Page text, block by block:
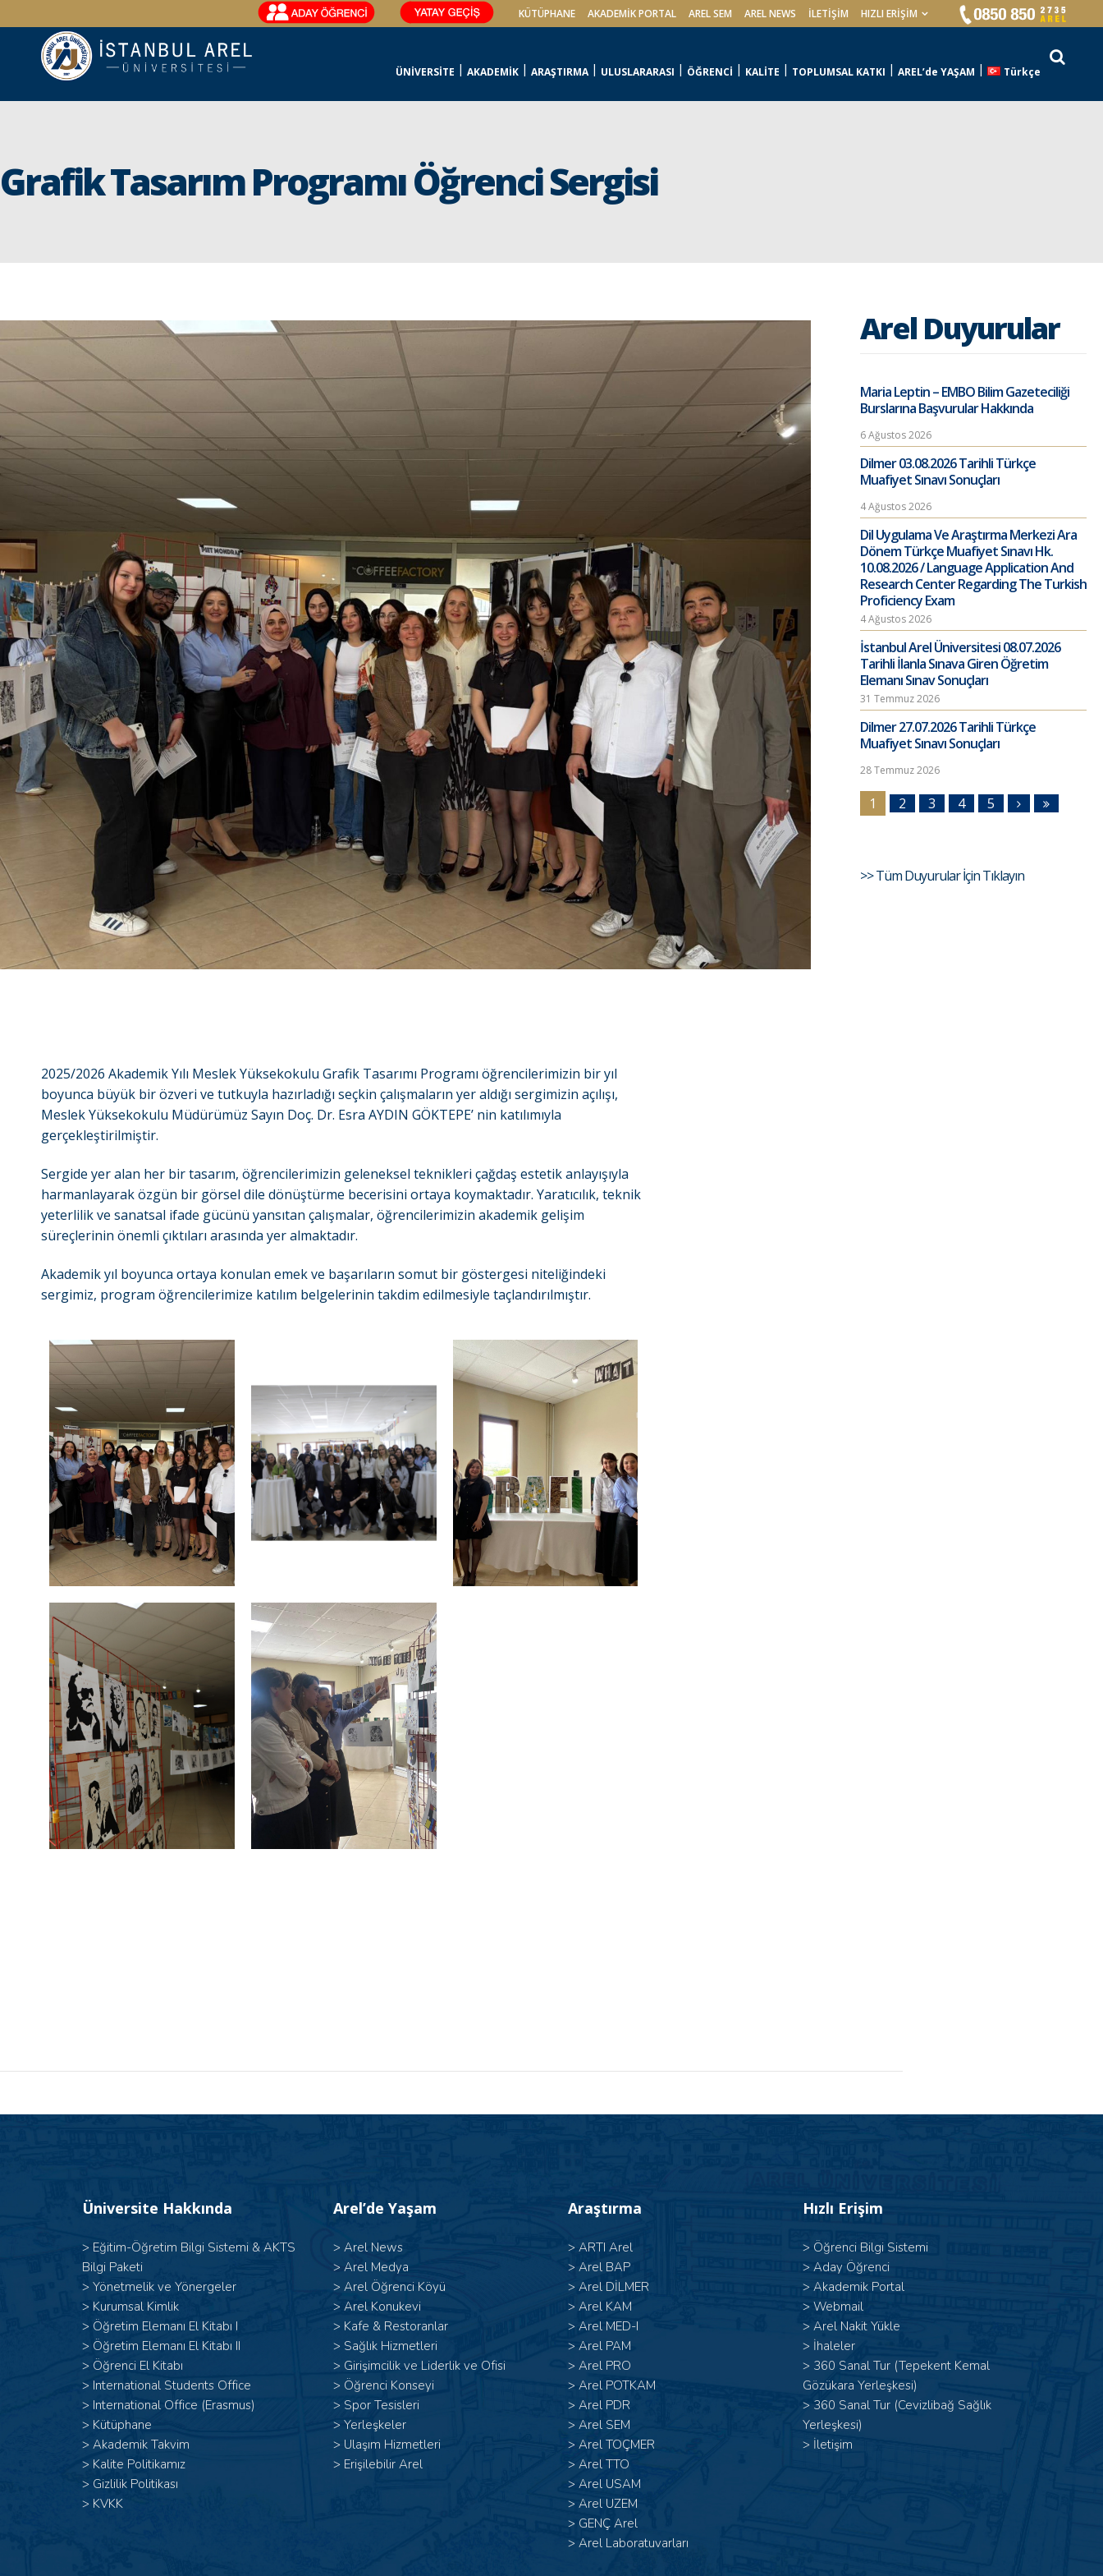
KÜTÜPHANE AKADEMİK PORTAL AREL SEM AREL NEWS İLETIŞIM HIZLI ERİŞİM
ÜNİVERSİTE AKADEMİK ARAŞTIRMA ULUSLARARASI ÖĞRENCİ KALİTE TOPLUMSAL KATKI AREL’de YAŞAM Türkçe
Grafik Tasarım Programı Öğrenci Sergisi
2025/2026 Akademik Yılı Meslek Yüksekokulu Grafik Tasarımı Programı öğrencilerimizin bir yıl
boyunca büyük bir özveri ve tutkuyla hazırladığı seçkin çalışmaların yer aldığı sergimizin açılışı,
Meslek Yüksekokulu Müdürümüz Sayın Doç. Dr. Esra AYDIN GÖKTEPE’ nin katılımıyla
gerçekleştirilmiştir.
Sergide yer alan her bir tasarım, öğrencilerimizin geleneksel teknikleri çağdaş estetik anlayışıyla
harmanlayarak özgün bir görsel dile dönüştürme becerisini ortaya koymaktadır. Yaratıcılık, teknik
yeterlilik ve sanatsal ifade gücünü yansıtan çalışmalar, öğrencilerimizin akademik gelişim
süreçlerinin önemli çıktıları arasında yer almaktadır.
Akademik yıl boyunca ortaya konulan emek ve başarıların somut bir göstergesi niteliğindeki
sergimiz, program öğrencilerimize katılım belgelerinin takdim edilmesiyle taçlandırılmıştır.
Arel Duyurular
Maria Leptin – EMBO Bilim Gazeteciliği
Burslarına Başvurular Hakkında
6 Ağustos 2026
Dilmer 03.08.2026 Tarihli Türkçe
Muafiyet Sınavı Sonuçları
4 Ağustos 2026
Dil Uygulama Ve Araştırma Merkezi Ara
Dönem Türkçe Muafiyet Sınavı Hk.
10.08.2026 / Language Application And
Research Center Regarding The Turkish
Proficiency Exam
4 Ağustos 2026
İstanbul Arel Üniversitesi 08.07.2026
Tarihli İlanla Sınava Giren Öğretim
Elemanı Sınav Sonuçları
31 Temmuz 2026
Dilmer 27.07.2026 Tarihli Türkçe
Muafiyet Sınavı Sonuçları
28 Temmuz 2026
1 2 3 4 5
>> Tüm Duyurular İçin Tıklayın
Üniversite Hakkında
> Eğitim-Öğretim Bilgi Sistemi & AKTS
Bilgi Paketi
> Yönetmelik ve Yönergeler
> Kurumsal Kimlik
> Öğretim Elemanı El Kitabı I
> Öğretim Elemanı El Kitabı II
> Öğrenci El Kitabı
> International Students Office
> International Office (Erasmus)
> Kütüphane
> Akademik Takvim
> Kalite Politikamız
> Gizlilik Politikası
> KVKK
Arel’de Yaşam
> Arel News
> Arel Medya
> Arel Öğrenci Köyü
> Arel Konukevi
> Kafe & Restoranlar
> Sağlık Hizmetleri
> Girişimcilik ve Liderlik ve Ofisi
> Öğrenci Konseyi
> Spor Tesisleri
> Yerleşkeler
> Ulaşım Hizmetleri
> Erişilebilir Arel
Araştırma
> ARTI Arel
> Arel BAP
> Arel DİLMER
> Arel KAM
> Arel MED-I
> Arel PAM
> Arel PRO
> Arel POTKAM
> Arel PDR
> Arel SEM
> Arel TOÇMER
> Arel TTO
> Arel USAM
> Arel UZEM
> GENÇ Arel
> Arel Laboratuvarları
Hızlı Erişim
> Öğrenci Bilgi Sistemi
> Aday Öğrenci
> Akademik Portal
> Webmail
> Arel Nakit Yükle
> İhaleler
> 360 Sanal Tur (Tepekent Kemal
Gözükara Yerleşkesi)
> 360 Sanal Tur (Cevizlibağ Sağlık
Yerleşkesi)
> İletişim